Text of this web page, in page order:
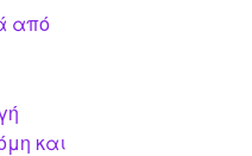
από
και